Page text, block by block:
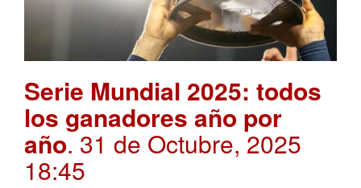
Serie Mundial 2025: todos
los ganadores año por
año. 31 de Octubre, 2025
18:45